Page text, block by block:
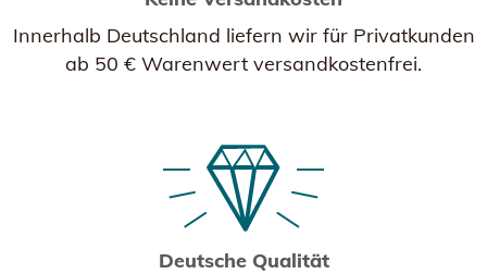
Innerhalb Deutschland liefern wir für Privatkunden
ab 50 € Warenwert versandkostenfrei.
Deutsche Qualität